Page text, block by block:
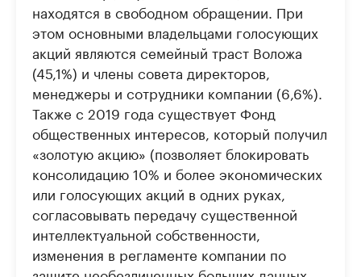
находятся в свободном обращении. При
этом основными владельцами голосующих
акций являются семейный траст Воложа
(45,1%) и члены совета директоров,
менеджеры и сотрудники компании (6,6%).
Также с 2019 года существует Фонд
общественных интересов, который получил
«золотую акцию» (позволяет блокировать
консолидацию 10% и более экономических
или голосующих акций в одних руках,
согласовывать передачу существенной
интеллектуальной собственности,
изменения в регламенте компании по